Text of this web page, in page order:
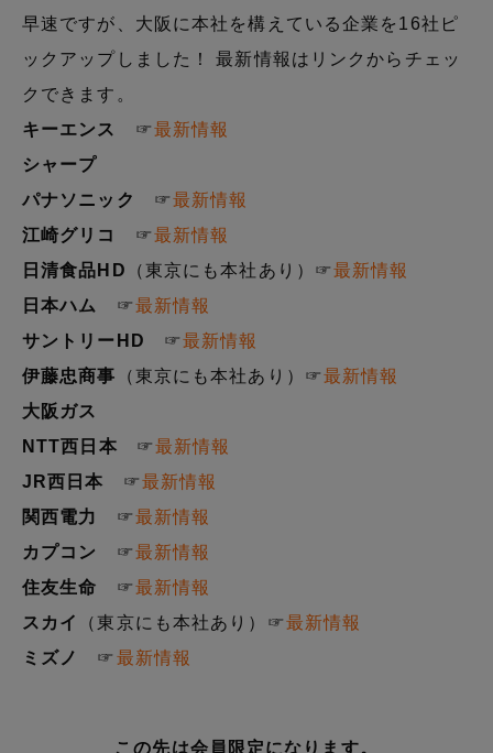
早速ですが、大阪に本社を構えている企業を16社ピ
ックアップしました！
最新情報はリンクからチェッ
クできます。
キーエンス
☞最新情報
シャープ
パナソニック
☞最新情報
江崎グリコ
☞最新情報
日清食品HD
（東京にも本社あり）☞最新情報
日本ハム
☞最新情報
サントリーHD
☞最新情報
伊藤忠商事 （東京にも本社あり）☞最新情報
大阪ガス
NTT西日本 ☞最新情報
JR西日本 ☞最新情報
関西電力
☞最新情報
カプコン
☞最新情報
住友生命 ☞最新情報
スカイ
（東京にも本社あり）☞最新情報
ミズノ
☞ 最新情報
この先は会員限定になります。